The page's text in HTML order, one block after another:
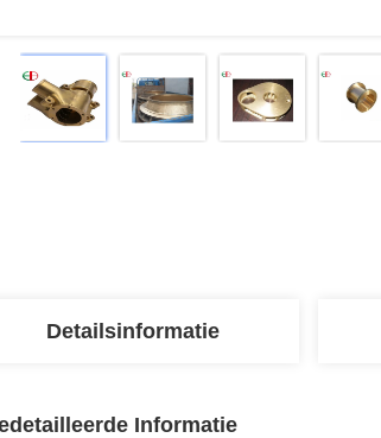
Detailsinformatie
Informatie